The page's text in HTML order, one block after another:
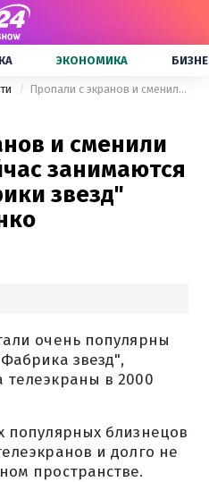
ЭКОНОМИКА
Пропали с экранов и сменили имидж: чем сейчас занимаются легенды "Фабрики звезд" братья Борисенко
и сменили
занимаются
звезд"
очень популярны
звезд",
в 2000
популярных близнецов
и долго не
пространстве.